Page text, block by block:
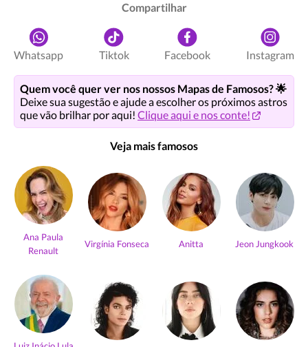
Compartilhar
Whatsapp Tiktok Facebook Instagram
Quem você quer ver nos nossos Mapas de Famosos? 🌟
Deixe sua sugestão e ajude a escolher os próximos astros
que vão brilhar por aqui! Clique aqui e nos conte!
Veja mais famosos
Ana Paula
Renault
Virgínia Fonseca Anitta Jeon Jungkook